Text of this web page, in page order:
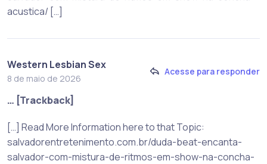
acustica/ […]
Western Lesbian Sex
8 de maio de 2026
Acesse para responder
… [Trackback]
[…] Read More Information here to that Topic:
salvadorentretenimento.com.br/duda-beat-encanta-
salvador-com-mistura-de-ritmos-em-show-na-concha-